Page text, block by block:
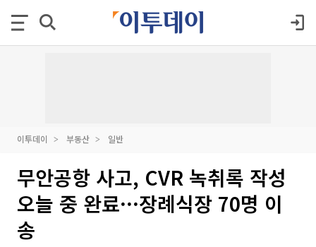
이투데이 부동산 일반
무안공항 사고, CVR 녹취록 작성
오늘 중 완료···장례식장 70명 이
송